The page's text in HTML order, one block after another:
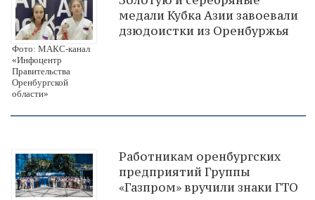
Фото: МАКС-канал
«Инфоцентр
Правительства
Оренбургской
области»
медали Кубка Азии завоевали
дзюдоистки из Оренбуржья
Работникам оренбургских
предприятий Группы
«Газпром» вручили знаки ГТО